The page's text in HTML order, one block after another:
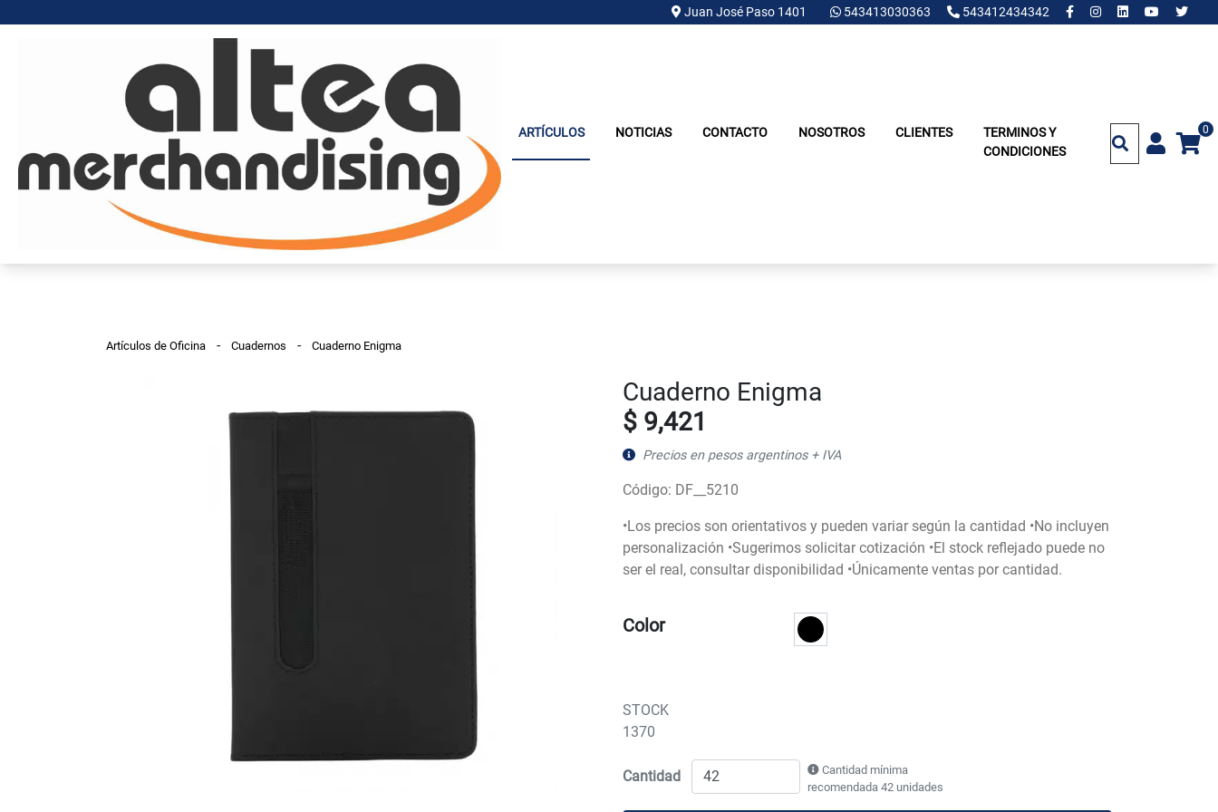
Juan José Paso 1401 543413030363 543412434342
ARTÍCULOS NOTICIAS CONTACTO NOSOTROS CLIENTES
TERMINOS Y
CONDICIONES
0
Artículos de Oficina - Cuadernos - Cuaderno Enigma
Cuaderno Enigma
$ 9,421
Precios en pesos argentinos + IVA
Código: DF__5210
•Los precios son orientativos y pueden variar según la cantidad •No incluyen
personalización •Sugerimos solicitar cotización •El stock reflejado puede no
ser el real, consultar disponibilidad •Únicamente ventas por cantidad.
Color
STOCK
1370
Cantidad
Cantidad mínima
recomendada 42 unidades